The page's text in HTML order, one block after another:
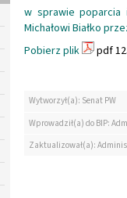
w sprawie poparcia
Michałowi Białko
Pobierz plik
pdf
Wytworzył(a): Senat PW
Wprowadził(a) do BIP:
Zaktualizował(a):